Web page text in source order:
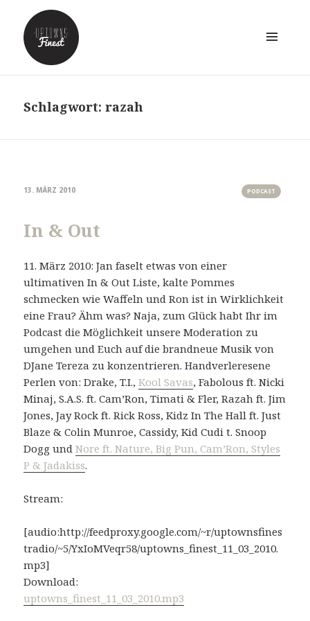
Schlagwort:razah
13. MÄRZ 2010 PODCAST
In & Out
11. März 2010: Jan faselt etwas von einer
ultimativen In & Out Liste, kalte Pommes
schmecken wie Waffeln und Ron ist in Wirklichkeit
eine Frau? Ähm was? Naja, zum Glück habt Ihr im
Podcast die Möglichkeit unsere Moderation zu
umgehen und Euch auf die brandneue Musik von
DJane Tereza zu konzentrieren. Handverleresene
Perlen von: Drake, T.I.,Kool Savas, Fabolous ft. Nicki
Minaj, S.A.S. ft. Cam’Ron, Timati & Fler, Razah ft. Jim
Jones, Jay Rock ft. Rick Ross, Kidz In The Hall ft. Just
Blaze & Colin Munroe, Cassidy, Kid Cudi t. Snoop
Dogg undNore ft. Nature, Big Pun, Cam’Ron, Styles
P & Jadakiss.
Stream:
[audio:http://feedproxy.google.com/~r/uptownsfines
tradio/~5/YxIoMVeqr58/uptowns_finest_11_03_2010.
mp3]
Download:
uptowns_finest_11_03_2010.mp3